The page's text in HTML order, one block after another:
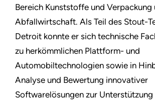
Bereich Kunststoffe und Verpackung
Abfallwirtschaft. Als Teil des Stout-
Detroit konnte er sich technische
zu herkömmlichen Plattform- und
Automobiltechnologien sowie in
Analyse und Bewertung innovativer
Softwarelösungen zur Unterstützung